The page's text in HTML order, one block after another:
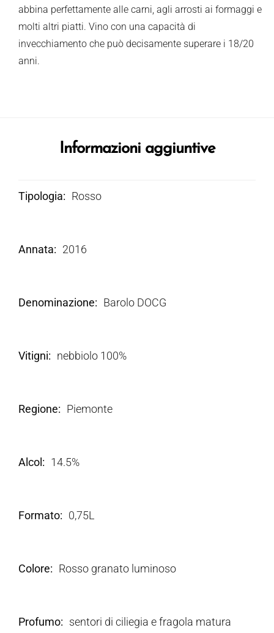
abbina perfettamente alle carni, agli arrosti ai formaggi e
molti altri piatti. Vino con una capacità di
invecchiamento che può decisamente superare i 18/20
anni.
Informazioni aggiuntive
Tipologia Rosso
Annata 2016
Denominazione Barolo DOCG
Vitigni nebbiolo 100%
Regione Piemonte
Alcol 14.5%
Formato 0,75L
Colore Rosso granato luminoso
Profumo
sentori di ciliegia e fragola matura